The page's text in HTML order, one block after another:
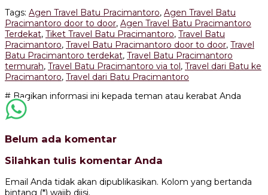
Tags: Agen Travel Batu Pracimantoro, Agen Travel Batu
Pracimantoro door to door, Agen Travel Batu Pracimantoro
Terdekat, Tiket Travel Batu Pracimantoro, Travel Batu
Pracimantoro, Travel Batu Pracimantoro door to door, Travel
Batu Pracimantoro terdekat, Travel Batu Pracimantoro
termurah, Travel Batu Pracimantoro via tol , Travel dari Batu ke
Pracimantoro, Travel dari Batu Pracimantoro
# Bagikan informasi ini kepada teman atau kerabat Anda
Belum ada komentar
Silahkan tulis komentar Anda
Email Anda tidak akan dipublikasikan. Kolom yang bertanda
bintang (*) wajib diisi.